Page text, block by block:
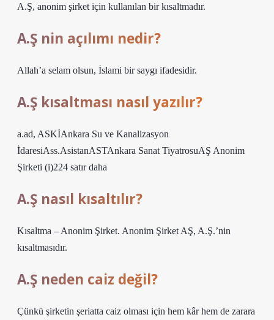
A.Ş, anonim şirket için kullanılan bir kısaltmadır.
A.Ş nin açılımı nedir?
Allah’a selam olsun, İslami bir saygı ifadesidir.
A.Ş kısaltması nasıl yazılır?
a.ad, ASKİAnkara Su ve Kanalizasyon
İdaresiAss.AsistanASTAnkara Sanat TiyatrosuAŞ Anonim
Şirketi (i)224 satır daha
A.Ş nasıl kısaltılır?
Kısaltma – Anonim Şirket. Anonim Şirket AŞ, A.Ş.’nin
kısaltmasıdır.
A.Ş neden caiz değil?
Çünkü şirketin şeriatta caiz olması için hem kâr hem de zarara